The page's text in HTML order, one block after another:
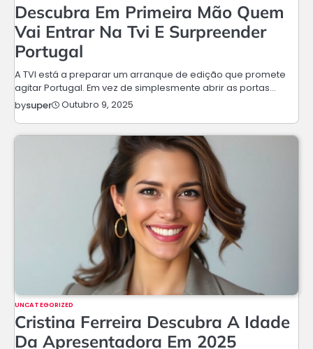
Descubra Em Primeira Mão Quem
Vai Entrar Na Tvi E Surpreender
Portugal
A TVI está a preparar um arranque de edição que promete
agitar Portugal. Em vez de simplesmente abrir as portas…
bysuper Outubro 9, 2025
UNCATEGORIZED
Cristina Ferreira Descubra A Idade
Da Apresentadora Em 2025